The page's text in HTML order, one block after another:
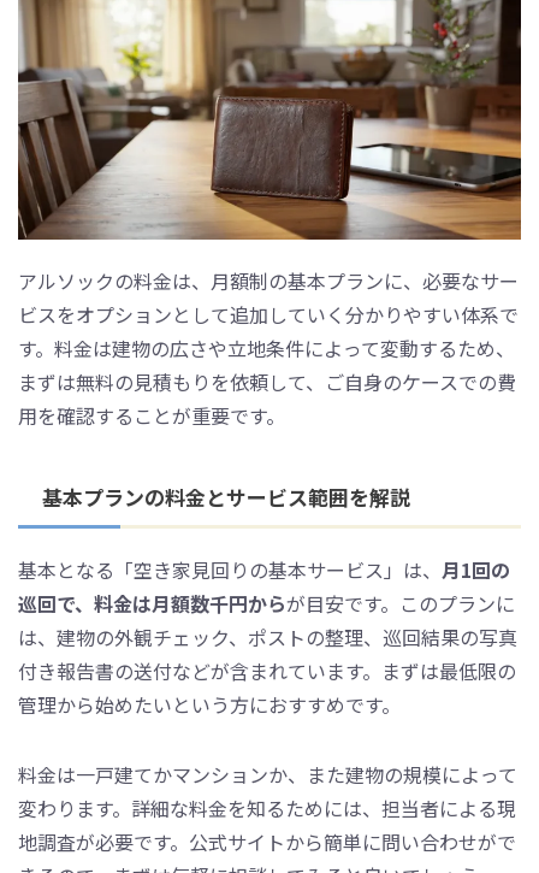
アルソックの料金は、月額制の基本プランに、必要なサー
ビスをオプションとして追加していく分かりやすい体系で
す。料金は建物の広さや立地条件によって変動するため、
まずは無料の見積もりを依頼して、ご自身のケースでの費
用を確認することが重要です。
基本プランの料金とサービス範囲を解説
基本となる「空き家見回りの基本サービス」は、 月1回の
巡回で、料金は月額数千円からが目安です。このプランに
は、建物の外観チェック、ポストの整理、巡回結果の写真
付き報告書の送付などが含まれています。まずは最低限の
管理から始めたいという方におすすめです。
料金は一戸建てかマンションか、また建物の規模によって
変わります。詳細な料金を知るためには、担当者による現
地調査が必要です。公式サイトから簡単に問い合わせがで